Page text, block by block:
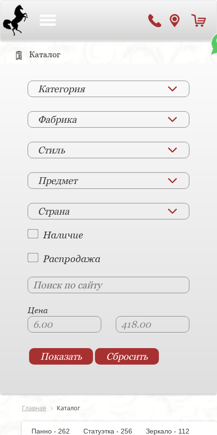
Каталог
Категория
Фабрика
Стиль
Предмет
Страна
Наличие
Распродажа
Цена
Главная Каталог
Панно - 262 Статуэтка - 256
Зеркало - 112